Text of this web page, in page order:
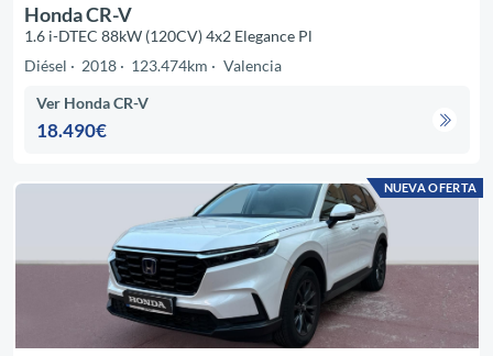
Honda CR-V
1.6 i-DTEC 88kW (120CV) 4x2 Elegance Pl
Diésel
2018 123.474km Valencia
Ver Honda CR-V
18.490€
NUEVA OFERTA